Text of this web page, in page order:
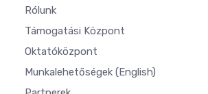
Rólunk
Támogatási Központ
Oktatóközpont
Munkalehetőségek (English)